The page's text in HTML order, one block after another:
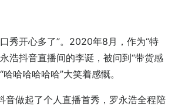
秀开心多了”。2020年8月，作为“特
浩抖音直播间的李诞，被问到“带货感
哈哈哈哈哈”大笑着感慨。
音做起了个人直播首秀，罗永浩全程陪